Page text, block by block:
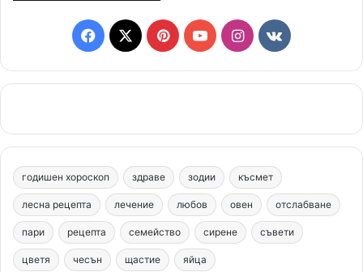
F
a
e
b
o
o
k
X
P
i
t
e
r
e
s
Y
o
T
u
b
e
I
n
t
a
g
r
v
k
c
m
годишен хороскоп здраве зодии късмет
лесна рецепта лечение любов овен отслабване
пари рецепта семейство сирене съвети
цветя чесън щастие яйца